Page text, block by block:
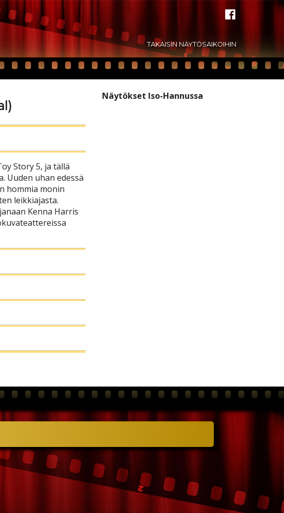
TAKAISIN NÄYTÖSAIKOIHIN
Story 5, ja tällä
Uuden uhan edessä
hommia monin
leikkiajasta.
Kenna Harris
Näytökset Iso-Hannussa